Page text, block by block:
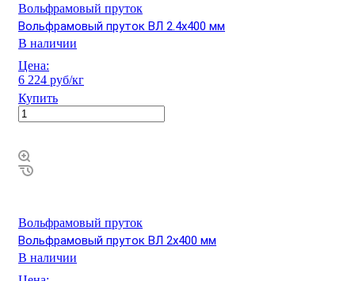
Вольфрамовый пруток
Вольфрамовый пруток ВЛ 2.4х400 мм
В наличии
Цена:
6 224 руб/кг
Купить
Вольфрамовый пруток
Вольфрамовый пруток ВЛ 2х400 мм
В наличии